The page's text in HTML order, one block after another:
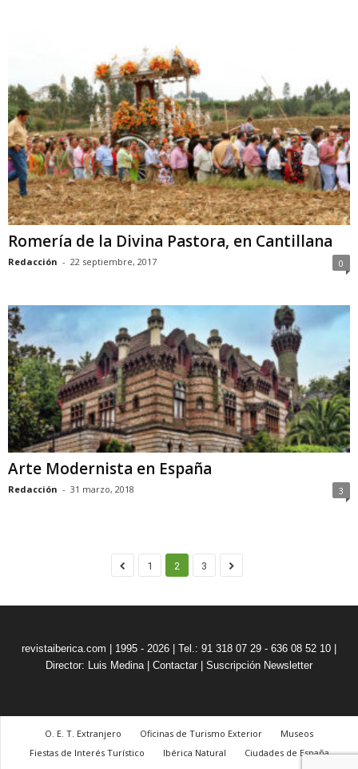
Romería de la Divina Pastora, en Cantillana
Redacción - 22 septiembre, 2017 0
Arte Modernista en España
Redacción - 31 marzo, 2018 3
1 2 3
revistaiberica.com | 1995 - 2026 | Tel.: 91 318 07 29 - 636 08 52 10 |
Director: Luis Medina| Contactar Suscripción Newsletter
O. E. T. Extranjero Oficinas de Turismo Exterior
Museos
Fiestas de Interés Turístico
Ibérica Natural
Ciudades de España